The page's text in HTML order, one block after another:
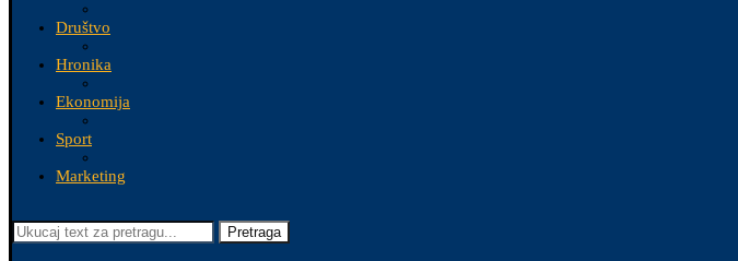
Društvo
Hronika
Ekonomija
Sport
Marketing
Pretraga